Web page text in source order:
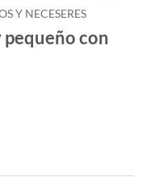
Y NECESERES
pequeño con